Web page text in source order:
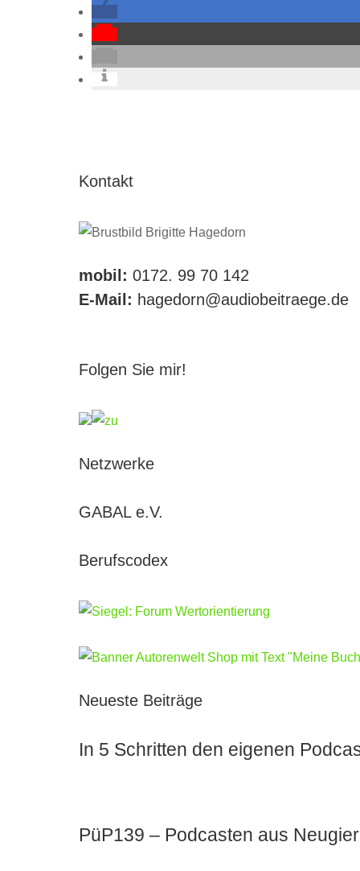
Kontakt
mobil: 0172. 99 70 142
E-Mail: hagedorn@audiobeitraege.de
Folgen Sie mir!
Netzwerke
GABAL e.V.
Berufscodex
Neueste Beiträge
In 5 Schritten den eigenen
PüP139 – Podcasten aus